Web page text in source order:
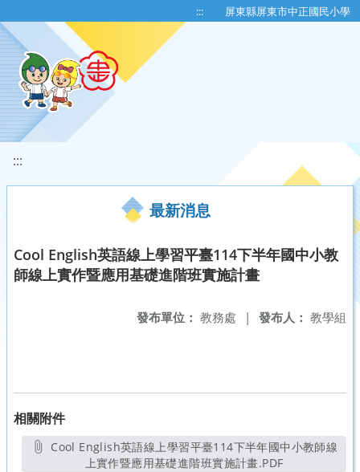
::: 屏東縣屏東市中正國民小學
:::
最新消息
Cool English英語線上學習平臺114下半年國中小教
師線上實作暨應用基礎進階班實施計畫
發布人： 教學組
發布單位： 教務處 |
相關附件
上實作暨應用基礎進階班實施計畫.PDF